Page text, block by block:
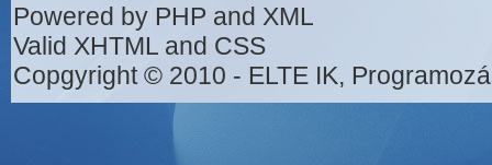
Powered by PHP and XML
Valid XHTML and CSS
Copgyright © 2010 - ELTE IK,